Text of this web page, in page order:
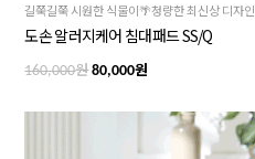
길쭉길쭉 시원한 식물이🌴청량한 최신상 디자인
도손 알러지케어 침대패드 SS/Q
160,000원80,000원